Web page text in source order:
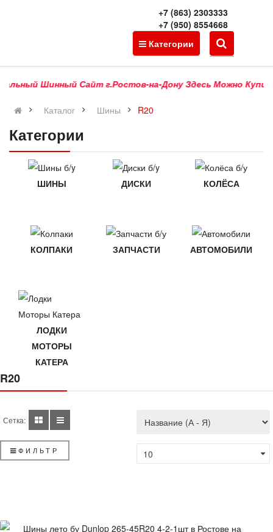
+7 (863) 2303333
+7 (950) 8554668
Категории
Шинный Сайт г.Ростов-на-Дону Здесь Можно Купить
Каталог Шины R20
Категории
ШИНЫ ДИСКИ КОЛЁСА
КОЛПАКИ ЗАПЧАСТИ АВТОМОБИЛИ
ЛОДКИ
МОТОРЫ
КАТЕРА
R20
Сетка:
ФИЛЬТР